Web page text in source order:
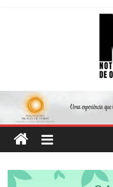
Notícias
de
Ourém
Jornal